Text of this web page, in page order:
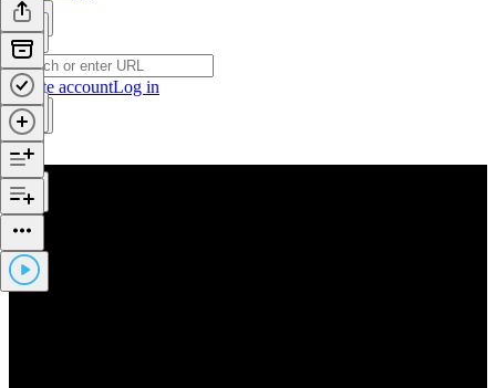
Create accountLog in